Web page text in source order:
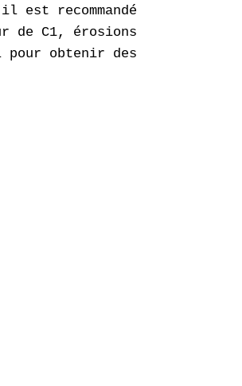
de faire
C1, érosions des masses
pour obtenir des résultats